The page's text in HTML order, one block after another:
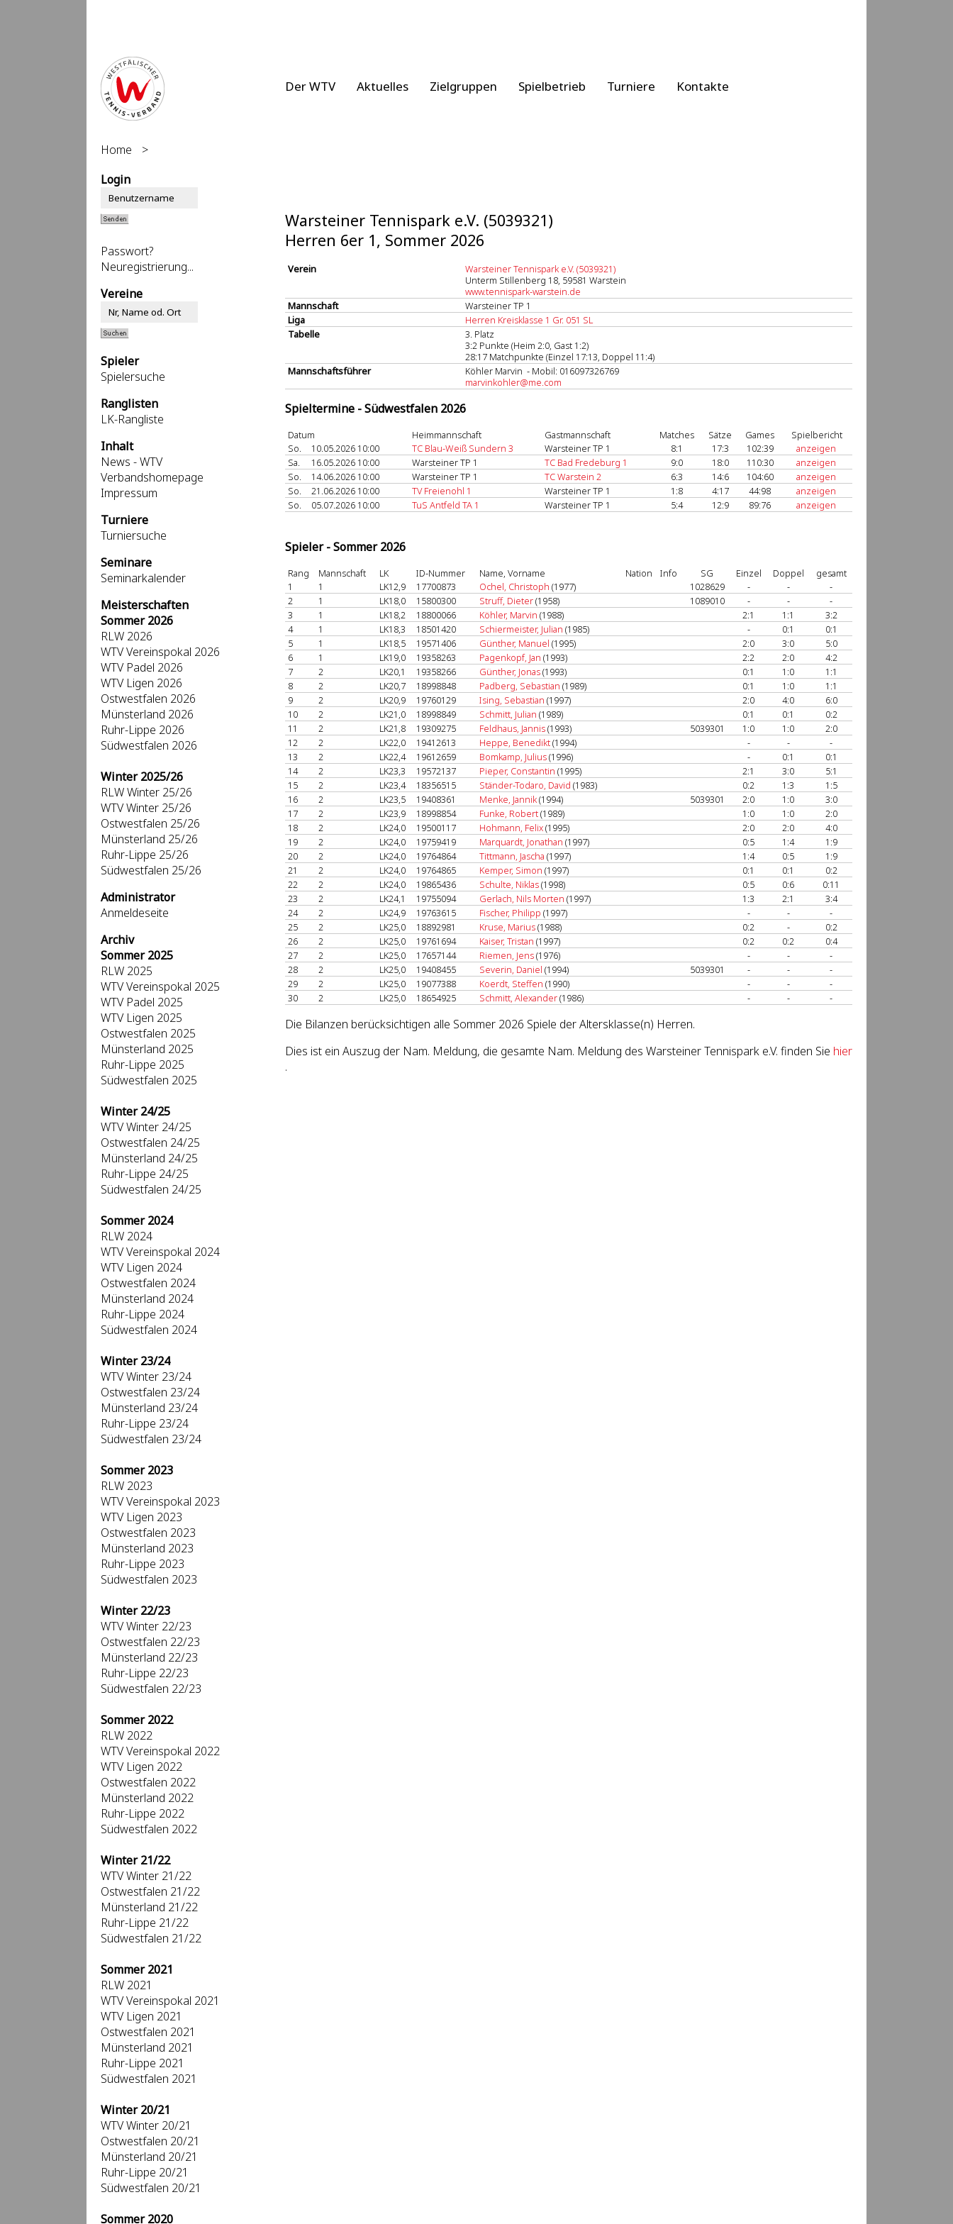
Der WTV Aktuelles Zielgruppen Spielbetrieb Turniere Kontakte
Home
>
Login
Passwort?
Neuregistrierung...
Vereine
Spieler
Spielersuche
Ranglisten
LK-Rangliste
Inhalt
News - WTV
Verbandshomepage
Impressum
Turniere
Turniersuche
Seminare
Seminarkalender
Meisterschaften
Sommer 2026
RLW 2026
WTV Vereinspokal 2026
WTV Padel 2026
WTV Ligen 2026
Ostwestfalen 2026
Münsterland 2026
Ruhr-Lippe 2026
Südwestfalen 2026
Winter 2025/26
RLW Winter 25/26
WTV Winter 25/26
Ostwestfalen 25/26
Münsterland 25/26
Ruhr-Lippe 25/26
Südwestfalen 25/26
Administrator
Anmeldeseite
Archiv
Sommer 2025
RLW 2025
WTV Vereinspokal 2025
WTV Padel 2025
WTV Ligen 2025
Ostwestfalen 2025
Münsterland 2025
Ruhr-Lippe 2025
Südwestfalen 2025
Winter 24/25
WTV Winter 24/25
Ostwestfalen 24/25
Münsterland 24/25
Ruhr-Lippe 24/25
Südwestfalen 24/25
Sommer 2024
RLW 2024
WTV Vereinspokal 2024
WTV Ligen 2024
Ostwestfalen 2024
Münsterland 2024
Ruhr-Lippe 2024
Südwestfalen 2024
Winter 23/24
WTV Winter 23/24
Ostwestfalen 23/24
Münsterland 23/24
Ruhr-Lippe 23/24
Südwestfalen 23/24
Sommer 2023
RLW 2023
WTV Vereinspokal 2023
WTV Ligen 2023
Ostwestfalen 2023
Münsterland 2023
Ruhr-Lippe 2023
Südwestfalen 2023
Winter 22/23
WTV Winter 22/23
Ostwestfalen 22/23
Münsterland 22/23
Ruhr-Lippe 22/23
Südwestfalen 22/23
Sommer 2022
RLW 2022
WTV Vereinspokal 2022
WTV Ligen 2022
Ostwestfalen 2022
Münsterland 2022
Ruhr-Lippe 2022
Südwestfalen 2022
Winter 21/22
WTV Winter 21/22
Ostwestfalen 21/22
Münsterland 21/22
Ruhr-Lippe 21/22
Südwestfalen 21/22
Sommer 2021
RLW 2021
WTV Vereinspokal 2021
WTV Ligen 2021
Ostwestfalen 2021
Münsterland 2021
Ruhr-Lippe 2021
Südwestfalen 2021
Winter 20/21
WTV Winter 20/21
Ostwestfalen 20/21
Münsterland 20/21
Ruhr-Lippe 20/21
Südwestfalen 20/21
Sommer 2020
Warsteiner Tennispark e.V. (5039321)
Herren 6er 1, Sommer 2026
Verein
Warsteiner Tennispark e.V. (5039321)
Unterm Stillenberg 18, 59581 Warstein
www.tennispark-warstein.de
Mannschaft
Warsteiner TP 1
Liga
Herren Kreisklasse 1 Gr. 051 SL
Tabelle
3. Platz
3:2 Punkte (Heim 2:0, Gast 1:2)
28:17 Matchpunkte (Einzel 17:13, Doppel 11:4)
Mannschaftsführer
Köhler Marvin - Mobil: 016097326769
marvinkohler@me.com
Spieltermine - Südwestfalen 2026
Datum Heimmannschaft Gastmannschaft Matches Sätze Games
Spielbericht
So.
10.05.2026 10:00 TC Blau-Weiß Sundern 3 Warsteiner TP 1 8:1 17:3 102:39
anzeigen
Sa.
16.05.2026 10:00 Warsteiner TP 1 TC Bad Fredeburg 1 9:0 18:0 110:30
anzeigen
So.
14.06.2026 10:00 Warsteiner TP 1 TC Warstein 2 6:3 14:6 104:60
anzeigen
So.
21.06.2026 10:00 TV Freienohl 1 Warsteiner TP 1 1:8 4:17 44:98
anzeigen
So.
05.07.2026 10:00 TuS Antfeld TA 1 Warsteiner TP 1 5:4 12:9 89:76 anzeigen
Spieler - Sommer 2026
Rang Mannschaft LK ID-Nummer Name, Vorname Nation Info SG Einzel Doppel
gesamt
1
1 LK12,9 17700873 Ochel, Christoph (1977) 1028629 - -
-
2
1 LK18,0 15800300 Struff, Dieter(1958) 1089010 - -
-
3
1 LK18,2 18800066 Köhler, Marvin (1988) 2:1 1:1
3:2
4
1 LK18,3 18501420 Schiermeister, Julian (1985) - 0:1
0:1
5
1 LK18,5 19571406 Günther, Manuel (1995) 2:0 3:0
5:0
6
1 LK19,0 19358263 Pagenkopf, Jan (1993) 2:2 2:0
4:2
7
2 LK20,1 19358266 Günther, Jonas(1993) 0:1 1:0
1:1
8
2 LK20,7 18998848 Padberg, Sebastian (1989) 0:1 1:0
1:1
9
2 LK20,9 19760129 Ising, Sebastian (1997) 2:0 4:0
6:0
10
2 LK21,0 18998849 Schmitt, Julian (1989) 0:1 0:1
0:2
11
2 LK21,8 19309275 Feldhaus, Jannis(1993) 5039301 1:0 1:0
2:0
12
2 LK22,0 19412613 Heppe, Benedikt(1994) - -
-
13
2 LK22,4 19612659 Bomkamp, Julius(1996) - 0:1
0:1
14
2 LK23,3 19572137 Pieper, Constantin (1995) 2:1 3:0
5:1
15
2 LK23,4 18356515 Ständer-Todaro, David (1983) 0:2 1:3
1:5
16
2 LK23,5 19408361 Menke, Jannik(1994) 5039301 2:0 1:0
3:0
17
2 LK23,9 18998854 Funke, Robert(1989) 1:0 1:0
2:0
18
2 LK24,0 19500117 Hohmann, Felix(1995) 2:0 2:0
4:0
19
2 LK24,0 19759419 Marquardt, Jonathan (1997) 0:5 1:4
1:9
20
2 LK24,0 19764864 Tittmann, Jascha (1997) 1:4 0:5
1:9
21
2 LK24,0 19764865 Kemper, Simon (1997) 0:1 0:1
0:2
22
2 LK24,0 19865436 Schulte, Niklas(1998) 0:5 0:6
0:11
23
2 LK24,1 19755094 Gerlach, Nils Morten (1997) 1:3 2:1
3:4
24
2 LK24,9 19763615 Fischer, Philipp (1997) - -
-
25
2 LK25,0 18892981 Kruse, Marius(1988) 0:2 -
0:2
26
2 LK25,0 19761694 Kaiser, Tristan (1997) 0:2 0:2
0:4
27
2 LK25,0 17657144 Riemen, Jens(1976) - -
-
28
2 LK25,0 19408455 Severin, Daniel (1994) 5039301 - -
-
29
2 LK25,0 19077388 Koerdt, Steffen (1990) - -
-
30
2 LK25,0 18654925 Schmitt, Alexander(1986) - - -
Die Bilanzen berücksichtigen alle Sommer 2026 Spiele der Altersklasse(n) Herren.
Dies ist ein Auszug der Nam. Meldung, die gesamte Nam. Meldung des Warsteiner Tennispark e.V. finden Sie hier
.